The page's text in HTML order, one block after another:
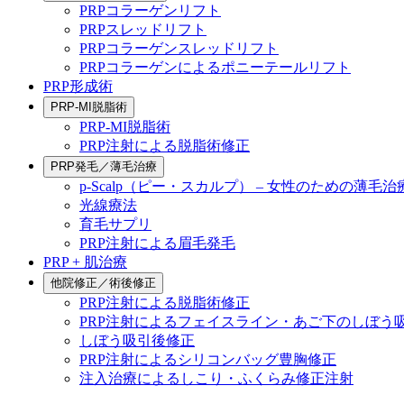
PRPコラーゲンリフト
PRPスレッドリフト
PRPコラーゲンスレッドリフト
PRPコラーゲンによるポニーテールリフト
PRP形成術
PRP-MI脱脂術
PRP-MI脱脂術
PRP注射による脱脂術修正
PRP発毛／薄毛治療
p-Scalp（ピー・スカルプ） – 女性のための薄毛治
光線療法
育毛サプリ
PRP注射による眉毛発毛
PRP + 肌治療
他院修正／術後修正
PRP注射による脱脂術修正
PRP注射によるフェイスライン・あご下のしぼう
しぼう吸引後修正
PRP注射によるシリコンバッグ豊胸修正
注入治療によるしこり・ふくらみ修正注射